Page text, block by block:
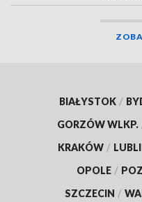
BIAŁYSTOK /
GORZÓW WLKP.
KRAKÓW /
OPOLE /
SZCZECIN /